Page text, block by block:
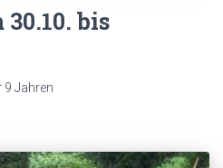
bis
9 Jahren